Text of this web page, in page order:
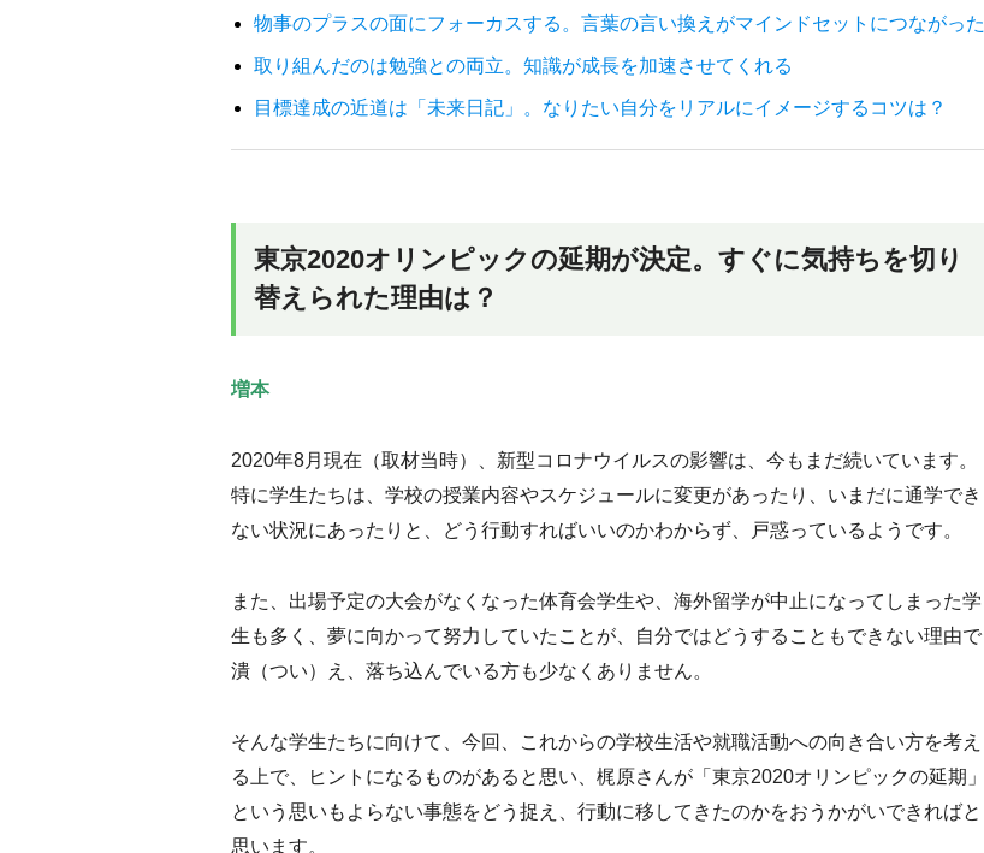
物事のプラスの面にフォーカスする。言葉の言い換えがマインドセットにつながった
取り組んだのは勉強との両立。知識が成長を加速させてくれる
目標達成の近道は「未来日記」。なりたい自分をリアルにイメージするコツは？
東京2020オリンピックの延期が決定。すぐに気持ちを切り
替えられた理由は？
増本
2020年8月現在 （取材当時） 新型コロナウイルスの影響は、 今もまだ続いています。
特に学生たちは、学校の授業内容やスケジュールに変更があったり、 いま だに通学でき
ない状況にあったりと、どう行動すればいいのかわからず、
戸惑っているようです。
また、 出場予定の大会がなくなった体育会学生や 、海外留学が中止になってしまった学
生 も多く
、夢に向かって努力していたことが、自分ではどうすることもできない理由で
潰（つい） え、落ち込んでいる方も少なくありません。
そんな学生たちに向けて、 今回、これからの学校生活や就職活動への向き合い方を考え
る上で
ヒントになるものがあると思い、梶原さんが「東京2020オリンピックの延期」
という思いもよらない事態をどう捉え、行動に移してきたのかをおうかがいできればと
思います。